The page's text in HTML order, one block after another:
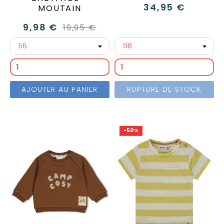
MOUTAIN
9,98 € 19,95 €
AJOUTER AU PANIER
34,95 €
RUPTURE DE STOCK
-50%